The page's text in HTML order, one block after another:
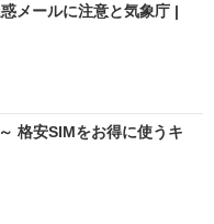
メールに注意と気象庁 |
格安SIMをお得に使うキ